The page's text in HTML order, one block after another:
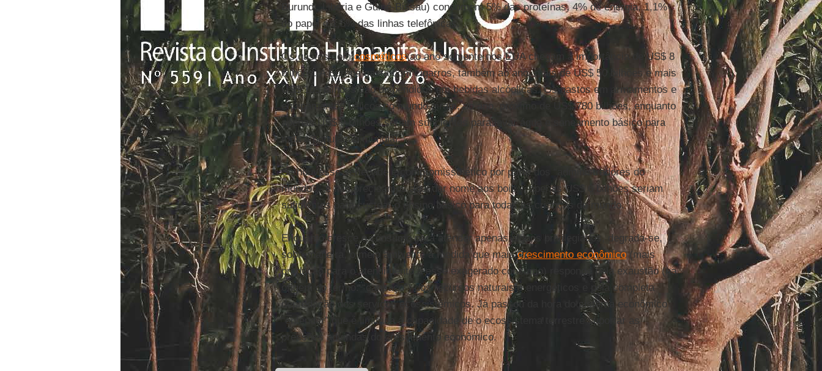
Burundi, Libéria e Guiné-Bissau) consomem 5% das proteínas, 4% de energia, 1,1%
do papel e 1,5% das linhas telefônicas.
Os gastos comcosméticosao ano somente nos EUA chegam à importância de US$ 8
bilhões. A Europa gasta com cigarros, também ao ano, mais de US$ 50 bilhões e mais
US$ 105 bilhões são dispendidos em bebidas alcóolicas. Os gastos em armamentos e
equipamentos bélicos no mundo giram, ao ano, próximo de US$ 780 bilhões, enquanto
apenas US$ 9 bilhões seriam suficientes para levar água e saneamento básico para
toda a população mundial.
Se houvesse seriedade e compromisso ético por parte dos “administradores do
mundo” - e não precisamos aqui dar nome aos bois -, apenas US$ 6 bilhões seriam
suficientes para custear o ensino básico para todas as crianças do mundo.
Enquanto cresce o consumo para atender apenas alguns privilegiados, degrada-se,
sobremaneira, o meio ambiente à medida que maiscrescimento econômico(mais
produção para o atendimento a esse exagerado consumo) responde pela exaustão (na
origem do termo: “cansaço”) dos recursos naturais e energéticos e pela completa
depredação dos serviços ecossistêmicos. Já passou da hora do sistema econômico
“entender” que é limitada à capacidade de o ecossistema terrestre suportar as
pressões advindas do crescimento econômico.